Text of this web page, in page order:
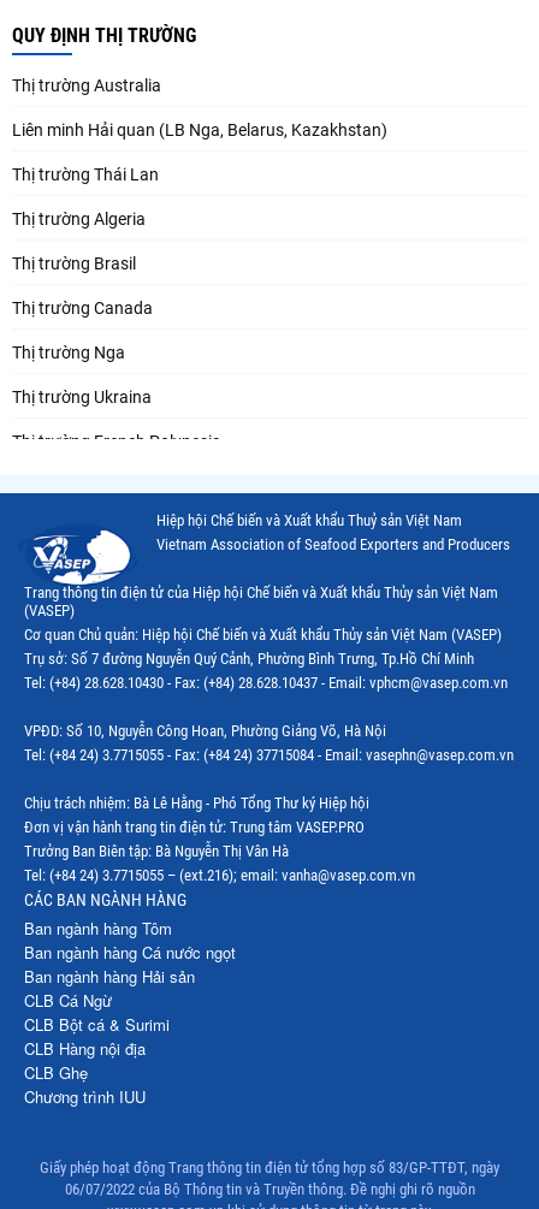
QUY ĐỊNH THỊ TRƯỜNG
Thị trường Australia
Liên minh Hải quan (LB Nga, Belarus, Kazakhstan)
Thị trường Thái Lan
Thị trường Algeria
Thị trường Brasil
Thị trường Canada
Thị trường Nga
Thị trường Ukraina
Thị trường French Polynesia
Thị trường Papua New Guinea
Thị trường New Zealand
Thị trường Đài Loan
Thị trường Hàn Quốc
Thị trường EU
Thị trường Nhật Bản
Thị trường Việt Nam
Hiệp hội Chế biến và Xuất khẩu Thuỷ sản Việt Nam
Vietnam Association of Seafood Exporters and Producers
Trang thông tin điện tử của Hiệp hội Chế biến và Xuất khẩu Thủy sản Việt Nam
(VASEP)
Cơ quan Chủ quản: Hiệp hội Chế biến và Xuất khẩu Thủy sản Việt Nam (VASEP)
Trụ sở: Số 7 đường Nguyễn Quý Cảnh, Phường Bình Trưng, Tp.Hồ Chí Minh
Tel: (+84) 28.628.10430 - Fax: (+84) 28.628.10437 - Email: vphcm@vasep.com.vn
VPĐD: Số 10, Nguyễn Công Hoan, Phường Giảng Võ, Hà Nội
Tel: (+84 24) 3.7715055 - Fax: (+84 24) 37715084 - Email: vasephn@vasep.com.vn
Chịu trách nhiệm: Bà Lê Hằng - Phó Tổng Thư ký Hiệp hội
Đơn vị vận hành trang tin điện tử: Trung tâm VASEP.PRO
Trưởng Ban Biên tập: Bà Nguyễn Thị Vân Hà
Tel: (+84 24) 3.7715055 – (ext.216); email: vanha@vasep.com.vn
CÁC BAN NGÀNH HÀNG
Ban ngành hàng Tôm
Ban ngành hàng Cá nước ngọt
Ban ngành hàng Hải sản
CLB Cá Ngừ
CLB Bột cá & Surimi
CLB Hàng nội địa
CLB Ghẹ
Chương trình IUU
Giấy phép hoạt động Trang thông tin điện tử tổng hợp số 83/GP-TTĐT, ngày
06/07/2022 của Bộ Thông tin và Truyền thông. Đề nghị ghi rõ nguồn